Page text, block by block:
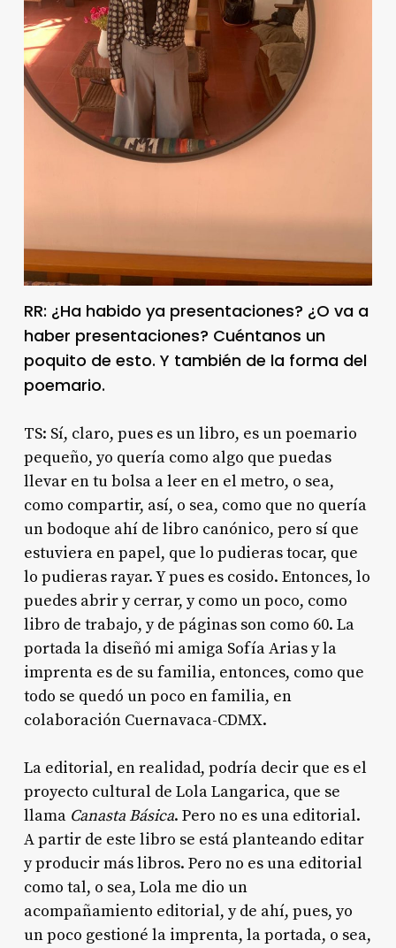
RR: ¿Ha habido ya presentaciones? ¿O va a
haber presentaciones? Cuéntanos un
poquito de esto. Y también de la forma del
poemario.
TS: Sí, claro, pues es un libro, es un poemario
pequeño, yo quería como algo que puedas
llevar en tu bolsa a leer en el metro, o sea,
como compartir, así, o sea, como que no quería
un bodoque ahí de libro canónico, pero sí que
estuviera en papel, que lo pudieras tocar, que
lo pudieras rayar. Y pues es cosido. Entonces, lo
puedes abrir y cerrar, y como un poco, como
libro de trabajo, y de páginas son como 60. La
portada la diseñó mi amiga Sofía Arias y la
imprenta es de su familia, entonces, como que
todo se quedó un poco en familia, en
colaboración Cuernavaca-CDMX.
La editorial, en realidad, podría decir que es el
proyecto cultural de Lola Langarica, que se
llama Canasta Básica. Pero no es una editorial.
A partir de este libro se está planteando editar
y producir más libros. Pero no es una editorial
como tal, o sea, Lola me dio un
acompañamiento editorial, y de ahí, pues, yo
un poco gestioné la imprenta, la portada, o sea,